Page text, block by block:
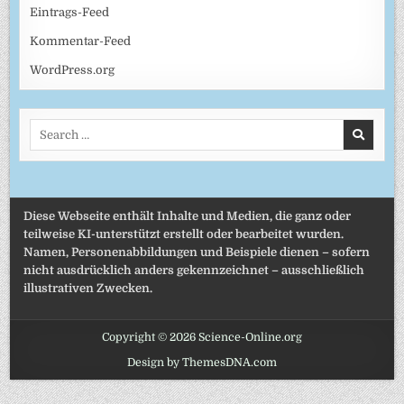
Eintrags-Feed
Kommentar-Feed
WordPress.org
Diese Webseite enthält Inhalte und Medien, die ganz oder
teilweise KI-unterstützt erstellt oder bearbeitet wurden.
Namen, Personenabbildungen und Beispiele dienen – sofern
nicht ausdrücklich anders gekennzeichnet – ausschließlich
illustrativen Zwecken.
Copyright © 2026 Science-Online.org
Design by ThemesDNA.com